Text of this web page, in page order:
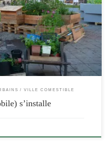
VILLE COMESTIBLE
s’installe